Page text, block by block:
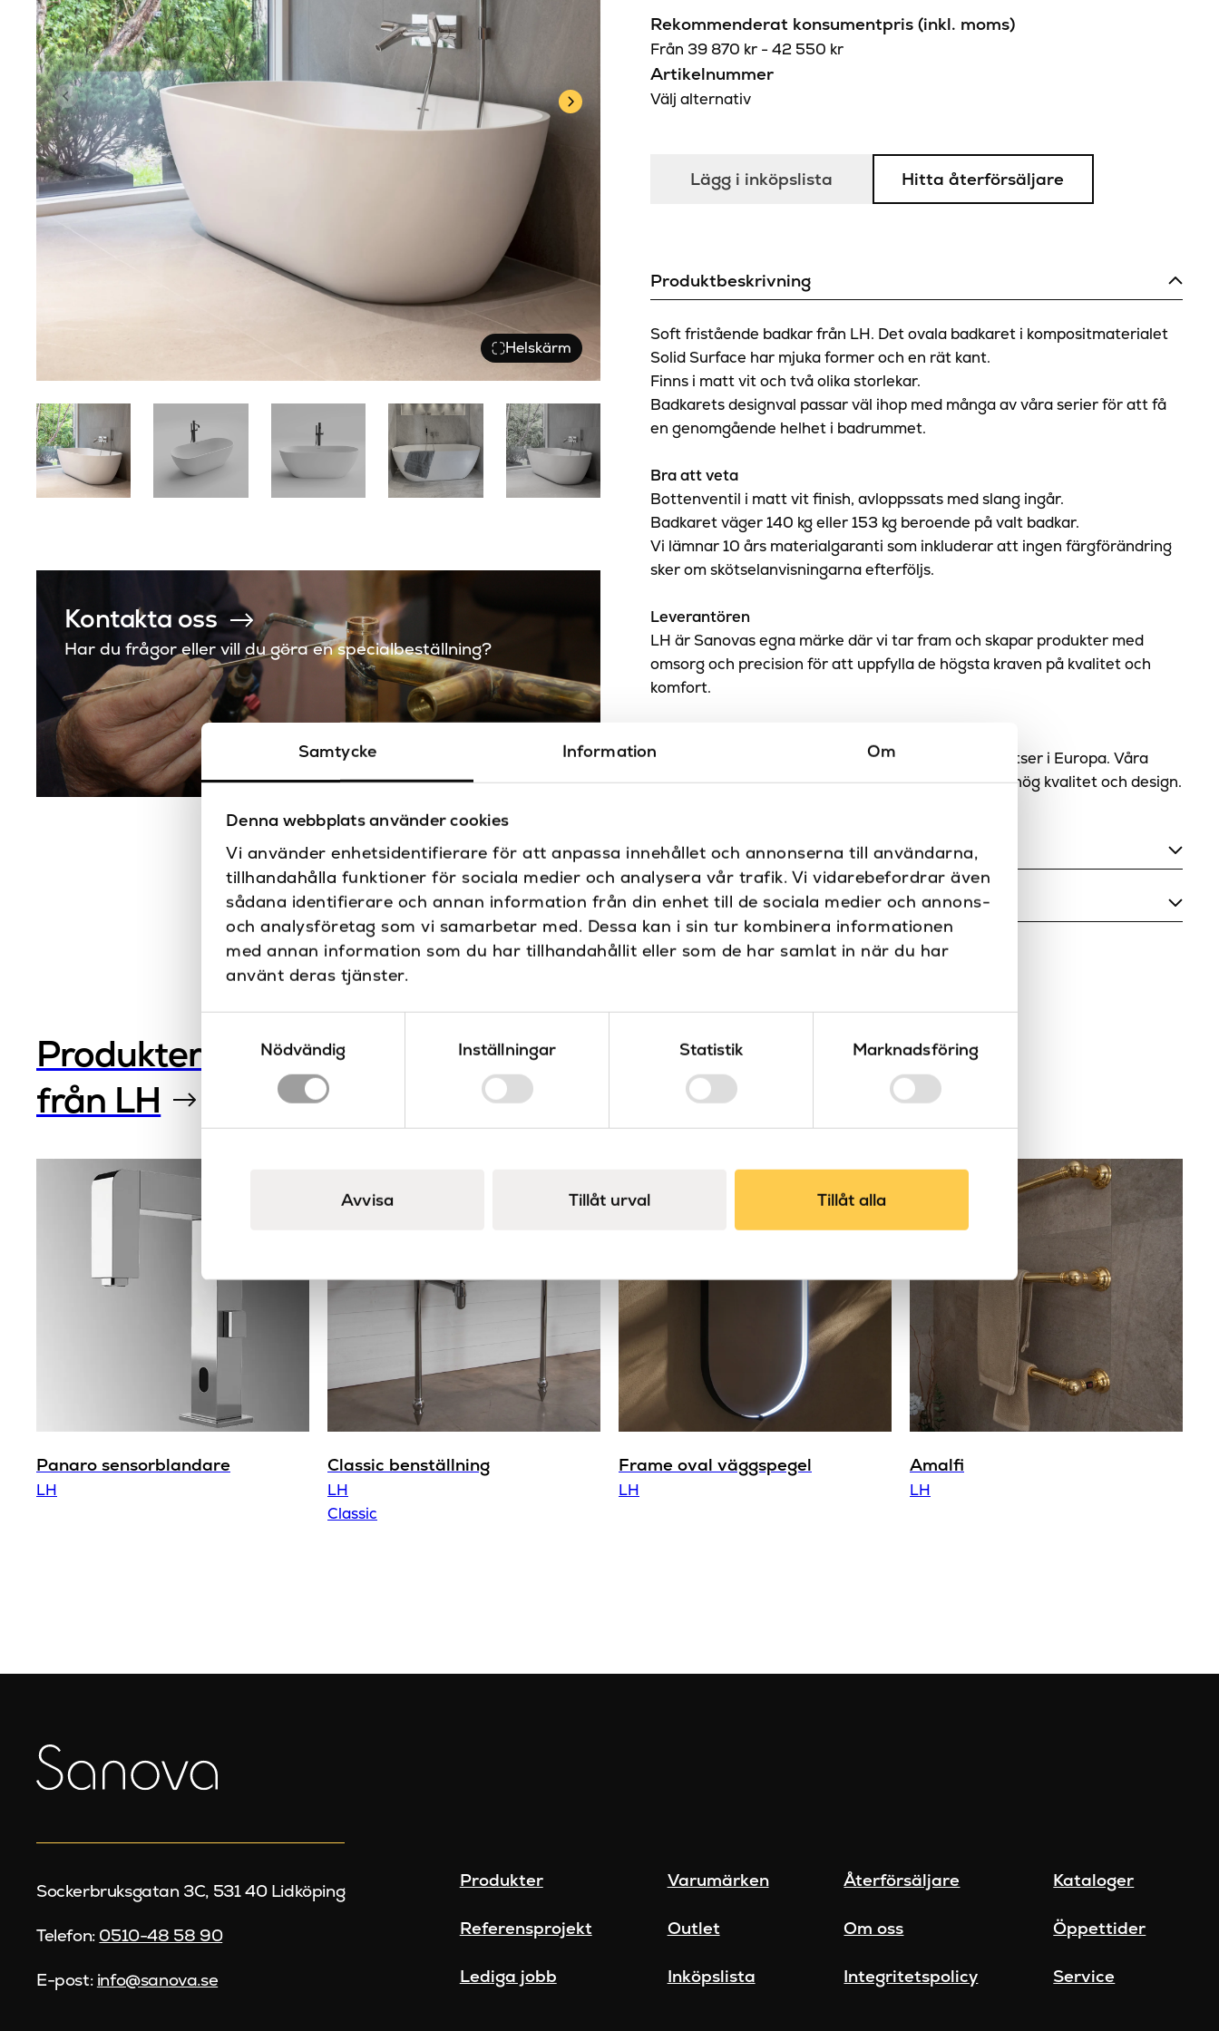
Samtycke Information Om
Denna webbplats använder cookies
Vi använder enhetsidentifierare för att anpassa innehållet och annonserna till användarna,
tillhandahålla funktioner för sociala medier och analysera vår trafik. Vi vidarebefordrar även
sådana identifierare och annan information från din enhet till de sociala medier och annons-
och analysföretag som vi samarbetar med. Dessa kan i sin tur kombinera informationen
med annan information som du har tillhandahållit eller som de har samlat in när du har
använt deras tjänster.
Nödvändig
Inställningar Statistik Marknadsföring
Avvisa Tillåt urval Tillåt alla
Helskärm
Kontakta oss
Har du frågor eller vill du göra en specialbeställning?
Rekommenderat konsumentpris (inkl. moms)
Från 39 870 kr -42 550 kr
Artikelnummer
Välj alternativ
Lägg i inköpslista Hitta återförsäljare
Produktbeskrivning
Soft fristående badkar från LH. Det ovala badkaret i kompositmaterialet
Solid Surface har mjuka former och en rät kant.
Finns i matt vit och två olika storlekar.
Badkarets designval passar väl ihop med många av våra serier för att få
en genomgående helhet i badrummet.
Bra att veta
Bottenventil i matt vit finish,avloppssats med slang ingår.
Badkaret väger 140 kg eller 153 kg beroende på valt badkar.
Vi lämnar 10 års materialgaranti som inkluderar att ingen färgförändring
sker om skötselanvisningarna efterföljs.
Leverantören
LH är Sanovas egna märke där vi tar fram och skapar produkter med
omsorg och precision för att uppfylla de högsta kraven på kvalitet och
komfort.
Sanova är distributör för varumärken från olika platser i Europa. Våra
produkter är noga utvalda för att alltid säkerställa hög kvalitet och design.
Specifikationer
Bredd (mm)
800
Färg
Matt vit
Material
Solid surface
Produkttyp
Fristående badkar
310 L, 349 L
Dokument
Ritning 1600mm
Ritning 1800mm
Produkter
från LH
Panaro sensorblandare
LH
Classic benställning
LH
Classic
Frame oval väggspegel
LH
Amalfi
LH
Sockerbruksgatan 3C, 531 40 Lidköping
Telefon: 0510-48 58 90
E-post: info@sanova.se
Produkter Varumärken Återförsäljare Kataloger
Referensprojekt Outlet Om oss Öppettider
Lediga jobb Inköpslista Integritetspolicy Service